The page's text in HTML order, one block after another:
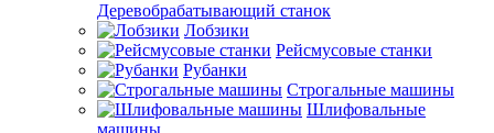
Деревобрабатывающий станок
Лобзики
Рейсмусовые станки
Рубанки
Строгальные машины
Шлифовальные
машины